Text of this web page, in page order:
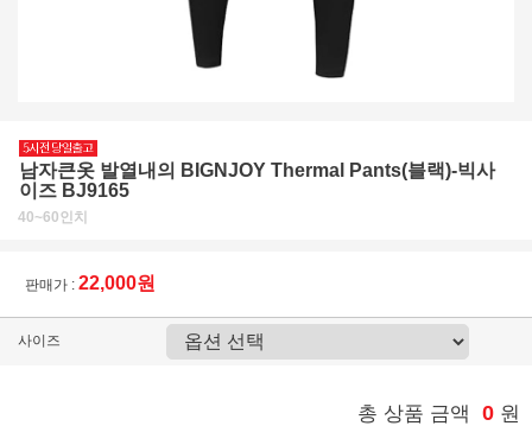
남자큰옷 발열내의 BIGNJOY Thermal Pants(블랙)-빅사
이즈 BJ9165
40~60인치
판매가 : 22,000원
사이즈
총 상품 금액 0 원